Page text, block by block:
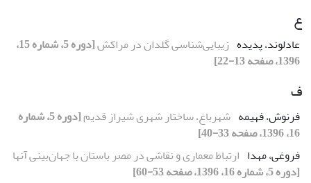
ع
عادلوند، پدیده زیبایی‌شناسی گلدان در مراکش
[دوره 5، شماره 15،
1396، صفحه 13-22]
ف
فرنوش، فهیمه شهرباغ، ساختار شهری شیراز قدیم
[دوره 5، شماره
16، 1396، صفحه 33-40]
فروغی، مهدا ارتباط معماری و نقاشی در مصر باستان با جهان‌بینی آنها
[دوره 5، شماره 16، 1396، صفحه 53-60]